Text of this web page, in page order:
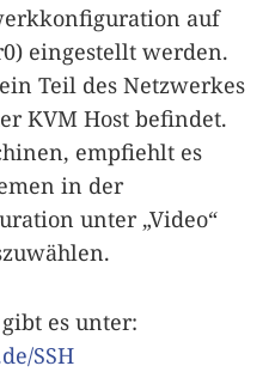
auf
eingestellt werden.
Teil des Netzwerkes
KVM Host befindet.
empfiehlt es
in der
unter „Video“
es unter:
SSH